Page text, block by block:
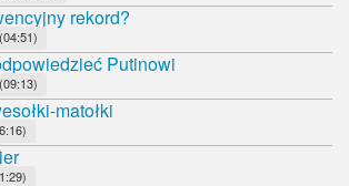
rekord?
Putinowi
matołki